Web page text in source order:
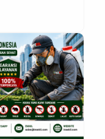
mengetahui
plafon, pintu,
ini tentu
jauh […]